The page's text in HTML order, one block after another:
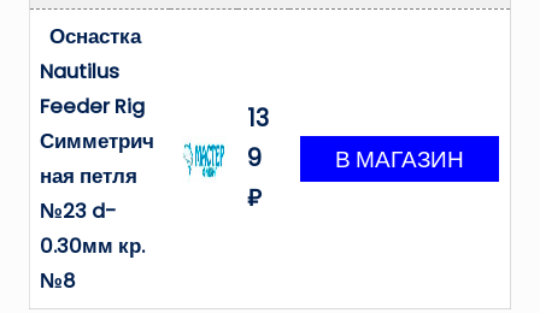
Оснастка
Nautilus
Feeder Rig
Симметрич
ная петля
№23 d-
0.30мм кр.
№8
13
9
₽